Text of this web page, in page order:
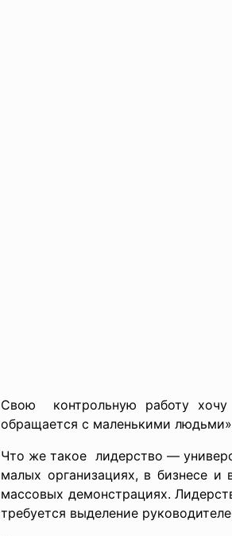
Свою контрольную работу хочу
обращается с маленькими
Что же такое лидерство —
малых организациях, в бизнесе
массовых демонстрациях.
требуется выделение